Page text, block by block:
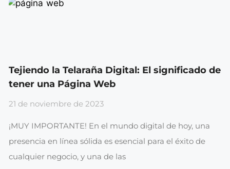
Tejiendo la Telaraña Digital: El significado de
tener una Página Web
21 de noviembre de 2023
¡MUY IMPORTANTE! En el mundo digital de hoy, una
presencia en línea sólida es esencial para el éxito de
cualquier negocio, y una de las